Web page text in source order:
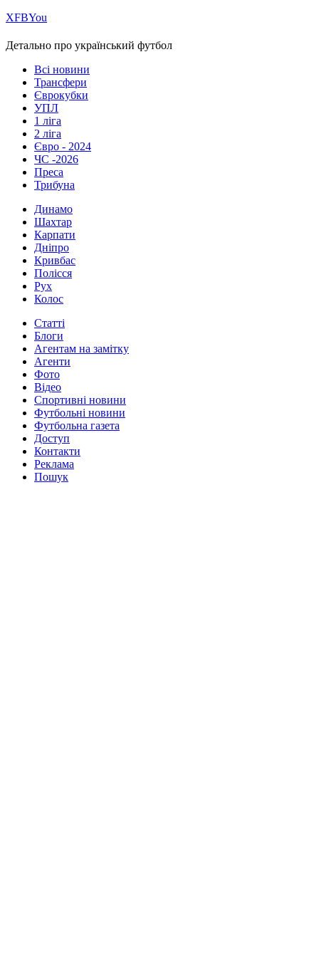
ХFBYou
Детально про український футбол
Всі новини
Трансфери
Єврокубки
УПЛ
1 ліга
2 ліга
Євро - 2024
ЧС -2026
Преса
Трибуна
Динамо
Шахтар
Карпати
Дніпро
Кривбас
Полісся
Рух
Колос
Статті
Блоги
Агентам на замітку
Агенти
Фото
Відео
Спортивні новини
Футбольні новини
Футбольна газета
Доступ
Контакти
Реклама
Пошук